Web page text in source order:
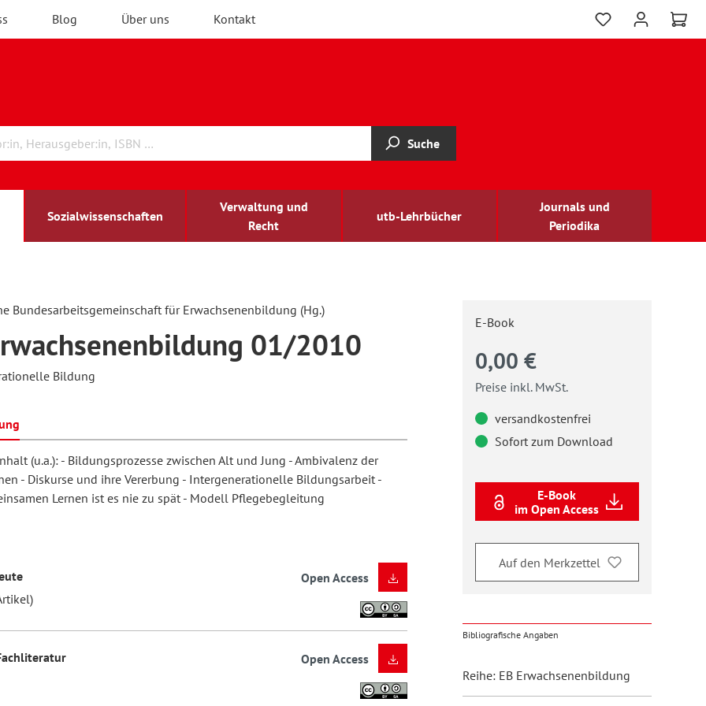
Blog Über uns Kontakt
Suche
Sozialwissenschaften
Verwaltung und
Recht
utb-Lehrbücher
Journals und
Periodika
BildungBildung
und Wissenschaft
und Unterrichtsforschung
und
forum
Forum
Bundesarbeitsgemeinschaft für Erwachsenenbildung (Hg.)
01/2010
Bildung
(u.a.): - Bildungsprozesse zwischen Alt und Jung - Ambivalenz der
- Diskurse und ihre Vererbung - Intergenerationelle Bildungsarbeit -
Lernen ist es nie zu spät - Modell Pflegebegleitung
Open Access
Open Access
E-Book
0,00 €
Preise inkl. MwSt.
versandkostenfrei
Sofort zum Download
E-Book
im Open Access
Auf den Merkzettel
Bibliografische Angaben
Reihe: EB Erwachsenenbildung